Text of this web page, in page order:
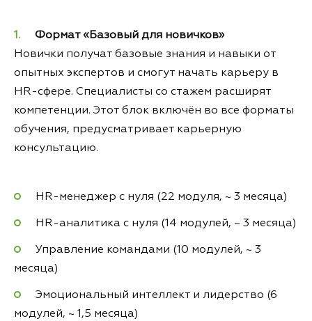
Формат «Базовый для новичков»
Новички получат базовые знания и навыки от
опытных экспертов и смогут начать карьеру в
HR-сфере. Специалисты со стажем расширят
компетенции. Этот блок включён во все форматы
обучения, предусматривает карьерную
консультацию.
HR-менеджер с нуля (22 модуля, ~ 3 месяца)
HR-аналитика с нуля (14 модулей, ~ 3 месяца)
Управление командами (10 модулей, ~ 3
месяца)
Эмоциональный интеллект и лидерство (6
модулей, ~ 1,5 месяца)